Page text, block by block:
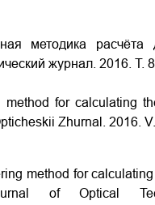
методика расчёта
журнал. 2016. Т.
method for calculating
Zhurnal. 2016.
method for
of Optical